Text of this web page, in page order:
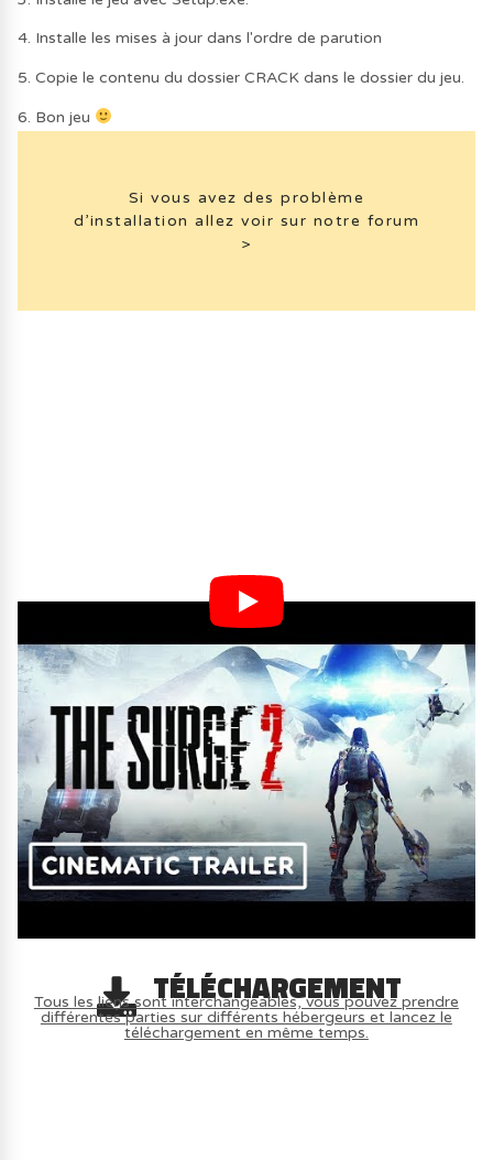
4. Installe les mises à jour dans l'ordre de parution
5. Copie le contenu du dossier CRACK dans le dossier du jeu.
6. Bon jeu
Si vous avez des problème
d’installation allez voir sur notre forum
>
TÉLÉCHARGEMENT
Tous les liens sont interchangeables, vous pouvez prendre
différentes parties sur différents hébergeurs et lancez le
téléchargement en même temps.